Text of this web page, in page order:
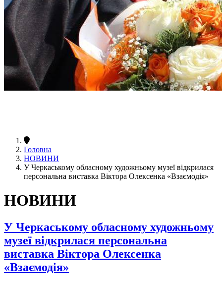
Головна
НОВИНИ
У Черкаському обласному художньому музеї відкрилася
персональна виставка Віктора Олексенка «Взаємодія»
НОВИНИ
У Черкаському обласному художньому
музеї відкрилася персональна
виставка Віктора Олексенка
«Взаємодія»